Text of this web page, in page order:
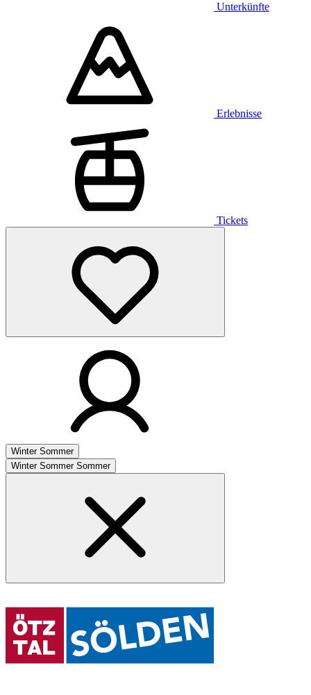
Unterkünfte
Erlebnisse
Tickets
Winter Sommer
Winter Sommer Sommer